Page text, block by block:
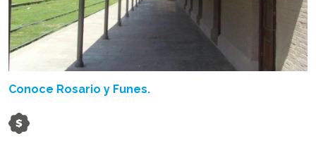
Conoce Rosario y Funes.